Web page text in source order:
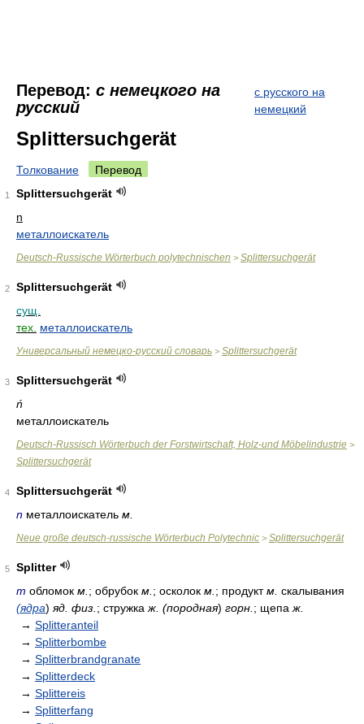
Перевод: с немецкого на
русский
с русского на
немецкий
Splittersuchgerät
Толкование Перевод
1
Splittersuchgerät
n
металлоискатель
Deutsch-Russische Wörterbuch polytechnischen > Splittersuchgerät
2
Splittersuchgerät
сущ.
тех. металлоискатель
Универсальный немецко-русский словарь > Splittersuchgerät
3
Splittersuchgerät
ń
металлоискатель
Deutsch-Russisch Wörterbuch der Forstwirtschaft, Holz-und Möbelindustrie >
Splittersuchgerät
4
Splittersuchgerät
n металлоискатель м.
Neue große deutsch-russische Wörterbuch Polytechnic > Splittersuchgerät
5
Splitter
m обломок м. ; обрубок м. ; осколок м. ; продуктм. скалывания
(ядра) яд. физ. ; стружка ж. (породная) горн. ; щепа ж.
→ Splitteranteil
→ Splitterbombe
→ Splitterbrandgranate
→ Splitterdeck
→ Splittereis
→ Splitterfang